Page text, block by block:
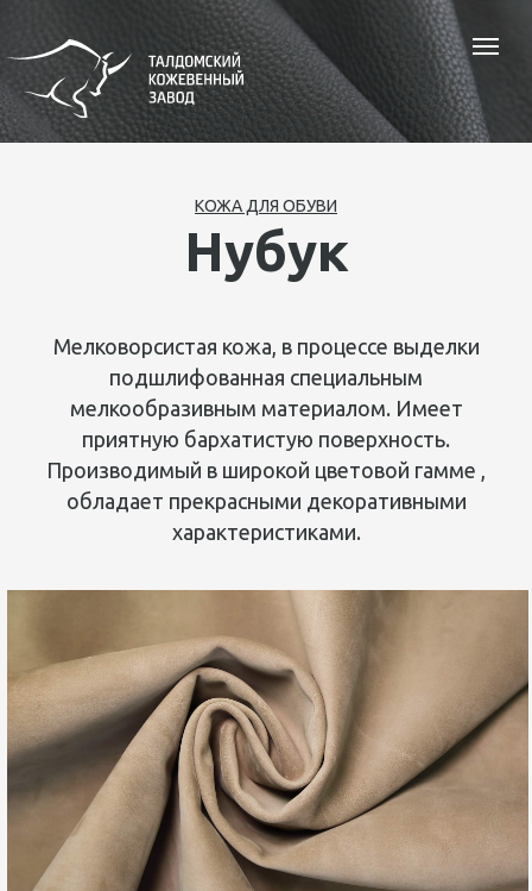
Нубук
КОЖА ДЛЯ ОБУВИ
Мелковорсистая кожа, в процессе выделки
подшлифованная специальным
мелкообразивным материалом. Имеет
приятную бархатистую поверхность.
Производимый в широкой цветовой гамме ,
обладает прекрасными декоративными
характеристиками.